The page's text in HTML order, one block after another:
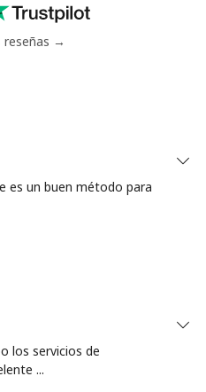
reseñas →
es un buen método para
los servicios de
...